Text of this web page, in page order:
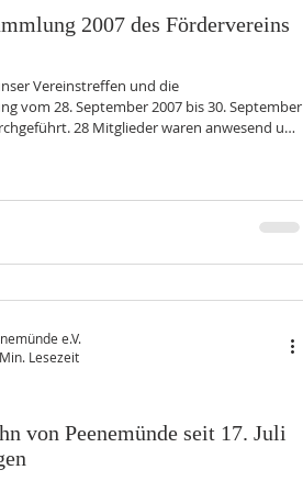
2007 des Fördervereins
Vereinstreffen und die
vom 28. September 2007 bis 30. September
28 Mitglieder waren anwesend und
den weite
von Peenemünde seit 17. Juli
e.V.
Lesezeit